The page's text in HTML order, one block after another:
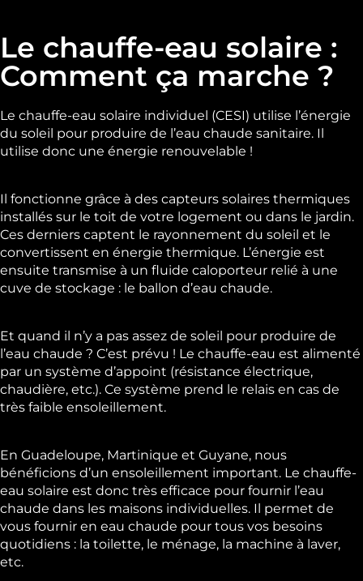
Le chauffe-eau solaire :
Comment ça marche ?
Le chauffe-eau solaire individuel (CESI) utilise l’énergie
du soleil pour produire de l’eau chaude sanitaire. Il
utilise donc une énergie renouvelable !
Il fonctionne grâce à des capteurs solaires thermiques
installés sur le toit de votre logement ou dans le jardin.
Ces derniers captent le rayonnement du soleil et le
convertissent en énergie thermique. L’énergie est
ensuite transmise à un fluide caloporteur relié à une
cuve de stockage : le ballon d’eau chaude.
Et quand il n’y a pas assez de soleil pour produire de
l’eau chaude ? C’est prévu ! Le chauffe-eau est alimenté
par un système d’appoint (résistance électrique,
chaudière, etc.). Ce système prend le relais en cas de
très faible ensoleillement.
En Guadeloupe, Martinique et Guyane, nous
bénéficions d’un ensoleillement important. Le chauffe-
eau solaire est donc très efficace pour fournir l’eau
chaude dans les maisons individuelles. Il permet de
vous fournir en eau chaude pour tous vos besoins
quotidiens : la toilette, le ménage, la machine à laver,
etc.